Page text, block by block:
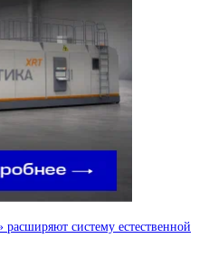
систему естественной